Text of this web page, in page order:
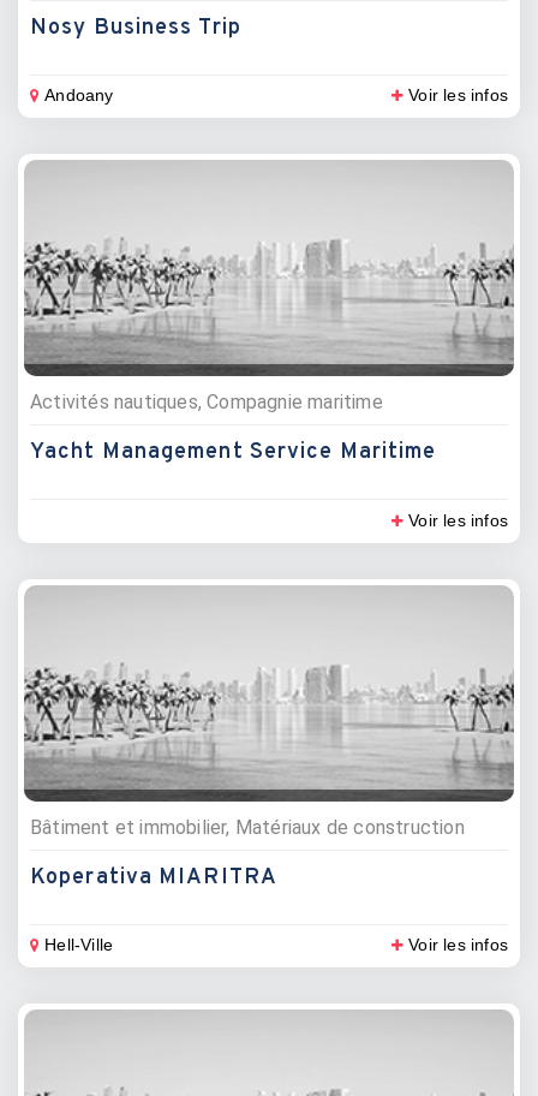
Nosy Business Trip
Andoany Voir les infos
Activités nautiques, Compagnie maritime
Yacht Management Service Maritime
Voir les infos
Bâtiment et immobilier, Matériaux de construction
Koperativa MIARITRA
Hell-Ville Voir les infos